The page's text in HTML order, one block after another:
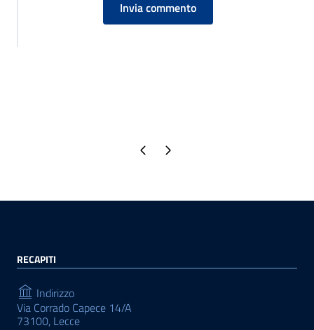
Pagina precedente
Pagina successiva
RECAPITI
Indirizzo
Via Corrado Capece 14/A
73100, Lecce